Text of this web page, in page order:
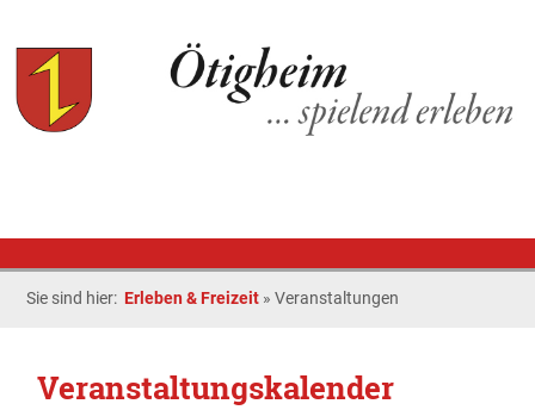
Sie sind hier: Erleben & Freizeit »Veranstaltungen
Veranstaltungskalender